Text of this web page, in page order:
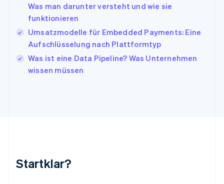
Was man darunter versteht und wie sie
funktionieren
Umsatzmodelle für Embedded Payments: Eine
Aufschlüsselung nach Plattformtyp
Was ist eine Data Pipeline? Was Unternehmen
wissen müssen
Startklar?
EnglishFrançais
Kroatien
EnglishItaliano
Lettland
Liechtenstein
DeutschEnglish
Mexiko